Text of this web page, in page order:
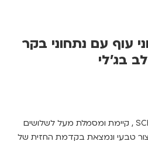
עוף עם נתחוני בקר
בג’לי
חברת שזיר האיטלקית SCHESIR , קיימת ומסמלת מעל לשלושים
טבעי ונמצאת בקדמת החזית של